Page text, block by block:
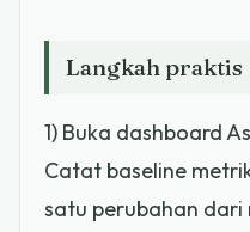
Langkah praktis
1) Buka dashboard
Catat baseline
satu perubahan dari